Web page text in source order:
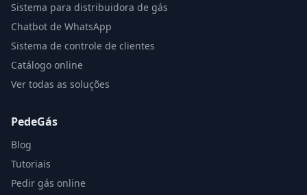
Sistema para distribuidora de gás
Chatbot de WhatsApp
Sistema de controle de clientes
Catálogo online
Ver todas as soluções
PedeGás
Blog
Tutoriais
Pedir gás online